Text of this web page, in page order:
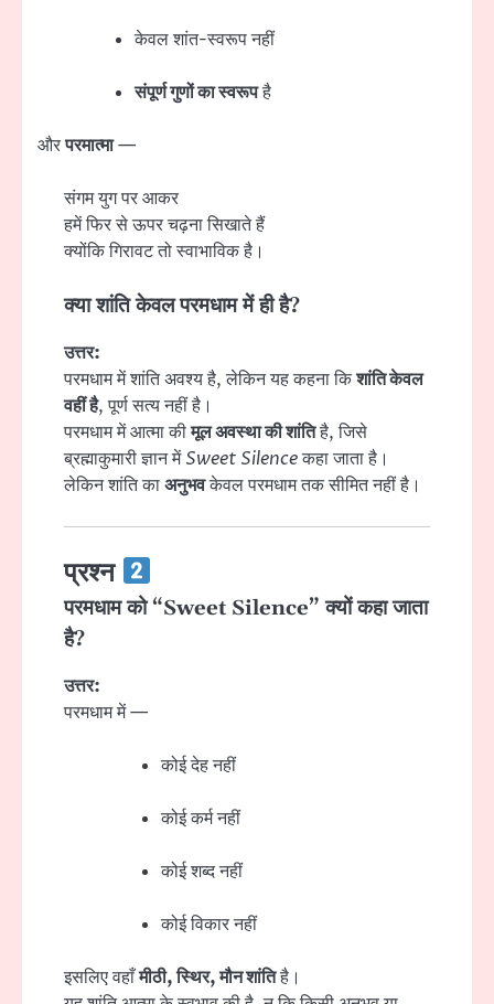
केवल शांत-स्वरूप नहीं
संपूर्ण गुणों का स्वरूपहै
औरपरमात्मा—
संगम युग पर आकर
हमें फिर से ऊपर चढ़ना सिखाते हैं
क्योंकि गिरावट तो स्वाभाविक है।
क्या शांति केवल परमधाम में ही है?
उत्तर:
परमधाम में शांति अवश्य है, लेकिन यह कहना किशांति केवल
वहीं है, पूर्ण सत्य नहीं है।
परमधाम में आत्मा कीमूल अवस्था की शांतिहै, जिसे
ब्रह्माकुमारी ज्ञान मेंSweet Silenceकहा जाता है।
लेकिन शांति काअनुभवकेवल परमधाम तक सीमित नहीं है।
प्रश्न
परमधाम को “Sweet Silence” क्यों कहा जाता
है?
उत्तर:
परमधाम में —
कोई देह नहीं
कोई कर्म नहीं
कोई शब्द नहीं
कोई विकार नहीं
इसलिए वहाँमीठी, स्थिर, मौन शांतिहै।